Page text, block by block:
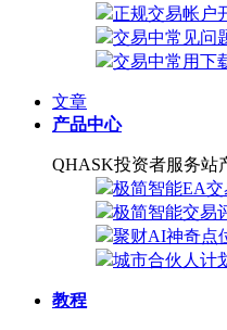
正规交易帐户
交易中常见问
交易中常用下
文章
产品中心
QHASK投资者服务站
极简智能EA
极简智能交易
聚财AI神奇点
城市合伙人计
教程